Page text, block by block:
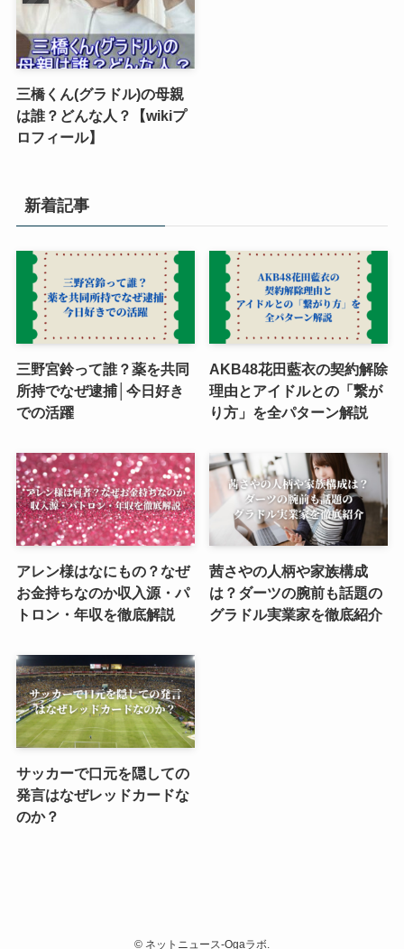
三橋くん(グラドル)の母親
は誰？どんな人？【wikiプ
ロフィール】
新着記事
三野宮鈴って誰？薬を共同
所持でなぜ逮捕│今日好き
での活躍
AKB48花田藍衣の契約解除
理由とアイドルとの「繋が
り方」を全パターン解説
アレン様はなにもの？なぜ
お金持ちなのか収入源・パ
トロン・年収を徹底解説
茜さやの人柄や家族構成
は？ダーツの腕前も話題の
グラドル実業家を徹底紹介
サッカーで口元を隠しての
発言はなぜレッドカードな
のか？
© ネットニュース-Ogaラボ.